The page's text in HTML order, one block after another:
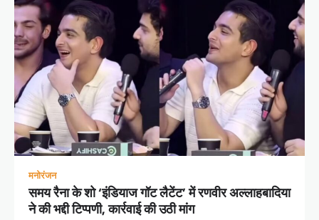
मनोरंजन
समय रैना के शो ‘इंडियाज गॉट लैटेंट’ में रणवीर अल्लाहबादिया
ने की भद्दी टिप्पणी, कार्रवाई की उठी मांग